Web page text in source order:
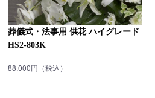
葬儀式・法事用 供花 ハイグレード
HS2-803K
88,000円（税込）